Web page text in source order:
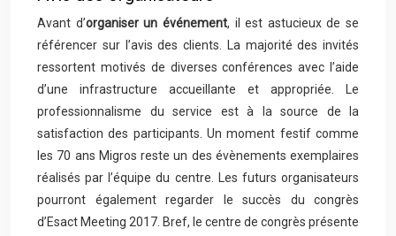
Avant d’organiser un événement, il est astucieux de se
référencer sur l’avis des clients. La majorité des invités
ressortent motivés de diverses conférences avec l’aide
d’une infrastructure accueillante et appropriée. Le
professionnalisme du service est à la source de la
satisfaction des participants. Un moment festif comme
les 70 ans Migros reste un des évènements exemplaires
réalisés par l’équipe du centre. Les futurs organisateurs
pourront également regarder le succès du congrès
d’Esact Meeting 2017. Bref, le centre de congrès présente